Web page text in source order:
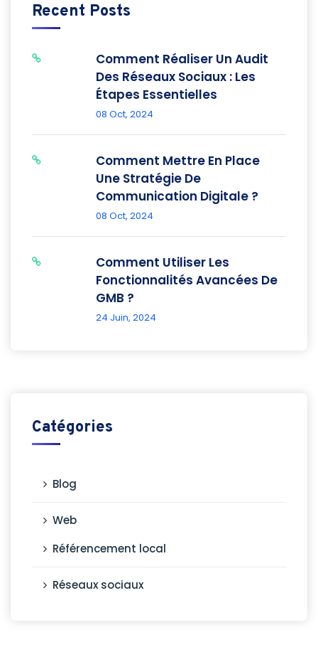
Recent Posts
Comment Réaliser Un Audit
Des Réseaux Sociaux : Les
Étapes Essentielles
08 Oct, 2024
Comment Mettre En Place
Une Stratégie De
Communication Digitale ?
08 Oct, 2024
Comment Utiliser Les
Fonctionnalités Avancées De
GMB ?
24 Juin, 2024
Catégories
Blog
Web
Référencement local
Réseaux sociaux